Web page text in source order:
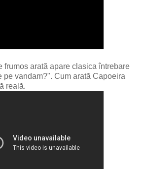
frumos arată apare clasica întrebare
pe vandam?". Cum arată Capoeira
reală.